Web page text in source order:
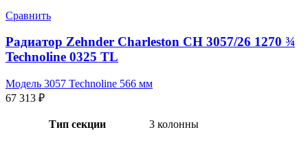
Сравнить
Радиатор Zehnder Charleston CH 3057/26 1270 ¾
Technoline 0325 TL
Модель 3057 Technoline 566 мм
67 313 ₽
Тип секции 3 колонны